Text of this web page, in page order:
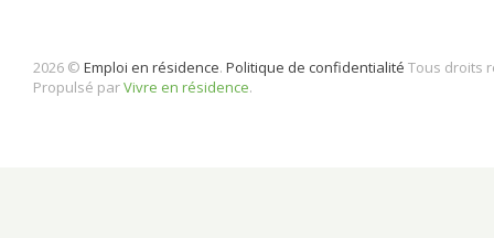
2026 © Emploi en résidence. Politique de confidentialité Tous droits
Propulsé parVivre en résidence.